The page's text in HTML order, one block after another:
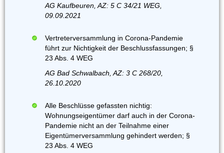
AG Kaufbeuren, AZ: 5 C 34/21 WEG,
09.09.2021
Vertreterversammlung in Corona-Pandemie
führt zur Nichtigkeit der Beschlussfassungen; §
23 Abs. 4 WEG
AG Bad Schwalbach, AZ: 3 C 268/20,
26.10.2020
Alle Beschlüsse gefassten nichtig:
Wohnungseigentümer darf auch in der Corona-
Pandemie nicht an der Teilnahme einer
Eigentümerversammlung gehindert werden; §
23 Abs. 4 WEG